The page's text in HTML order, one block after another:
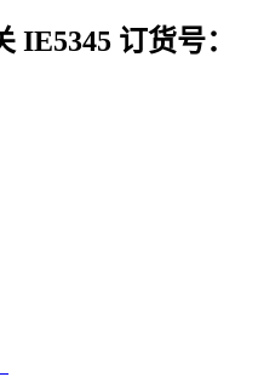
IE5345 订货号：